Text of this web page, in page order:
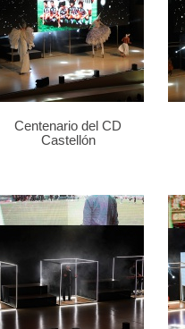
Centenario del CD
Castellón